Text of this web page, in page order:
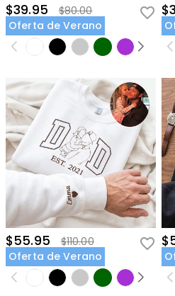
$39.95
$80.00
Oferta de Verano
$55.95
$110.00
Oferta de Verano